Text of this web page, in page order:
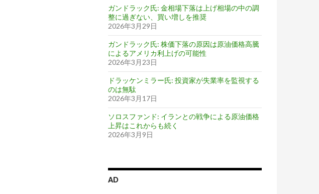
ガンドラック氏: 金相場下落は上げ相場の中の調
整に過ぎない、買い増しを推奨
2026年3月29日
ガンドラック氏: 株価下落の原因は原油価格高騰
によるアメリカ利上げの可能性
2026年3月23日
ドラッケンミラー氏: 投資家が失業率を監視する
のは無駄
2026年3月17日
ソロスファンド: イランとの戦争による原油価格
上昇はこれからも続く
2026年3月9日
AD